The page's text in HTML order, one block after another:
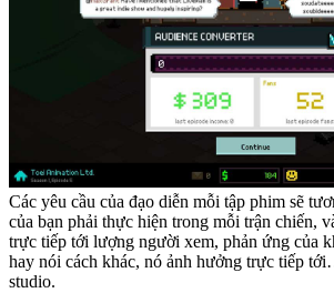
Các yêu cầu của đạo diễn mỗi tập phim sẽ
của bạn phải thực hiện trong mỗi trận chiến,
trực tiếp tới lượng người xem, phản ứng của
hay nói cách khác, nó ảnh hưởng trực tiếp
studio.